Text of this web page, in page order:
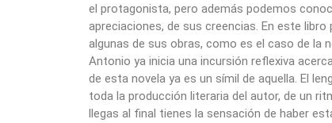
el protagonista, pero además podemos
apreciaciones, de sus creencias. En este libro
algunas de sus obras, como es el caso de la
Antonio ya inicia una incursión reflexiva
de esta novela ya es un símil de aquella. El
toda la producción literaria del autor, de un
llegas al final tienes la sensación de haber